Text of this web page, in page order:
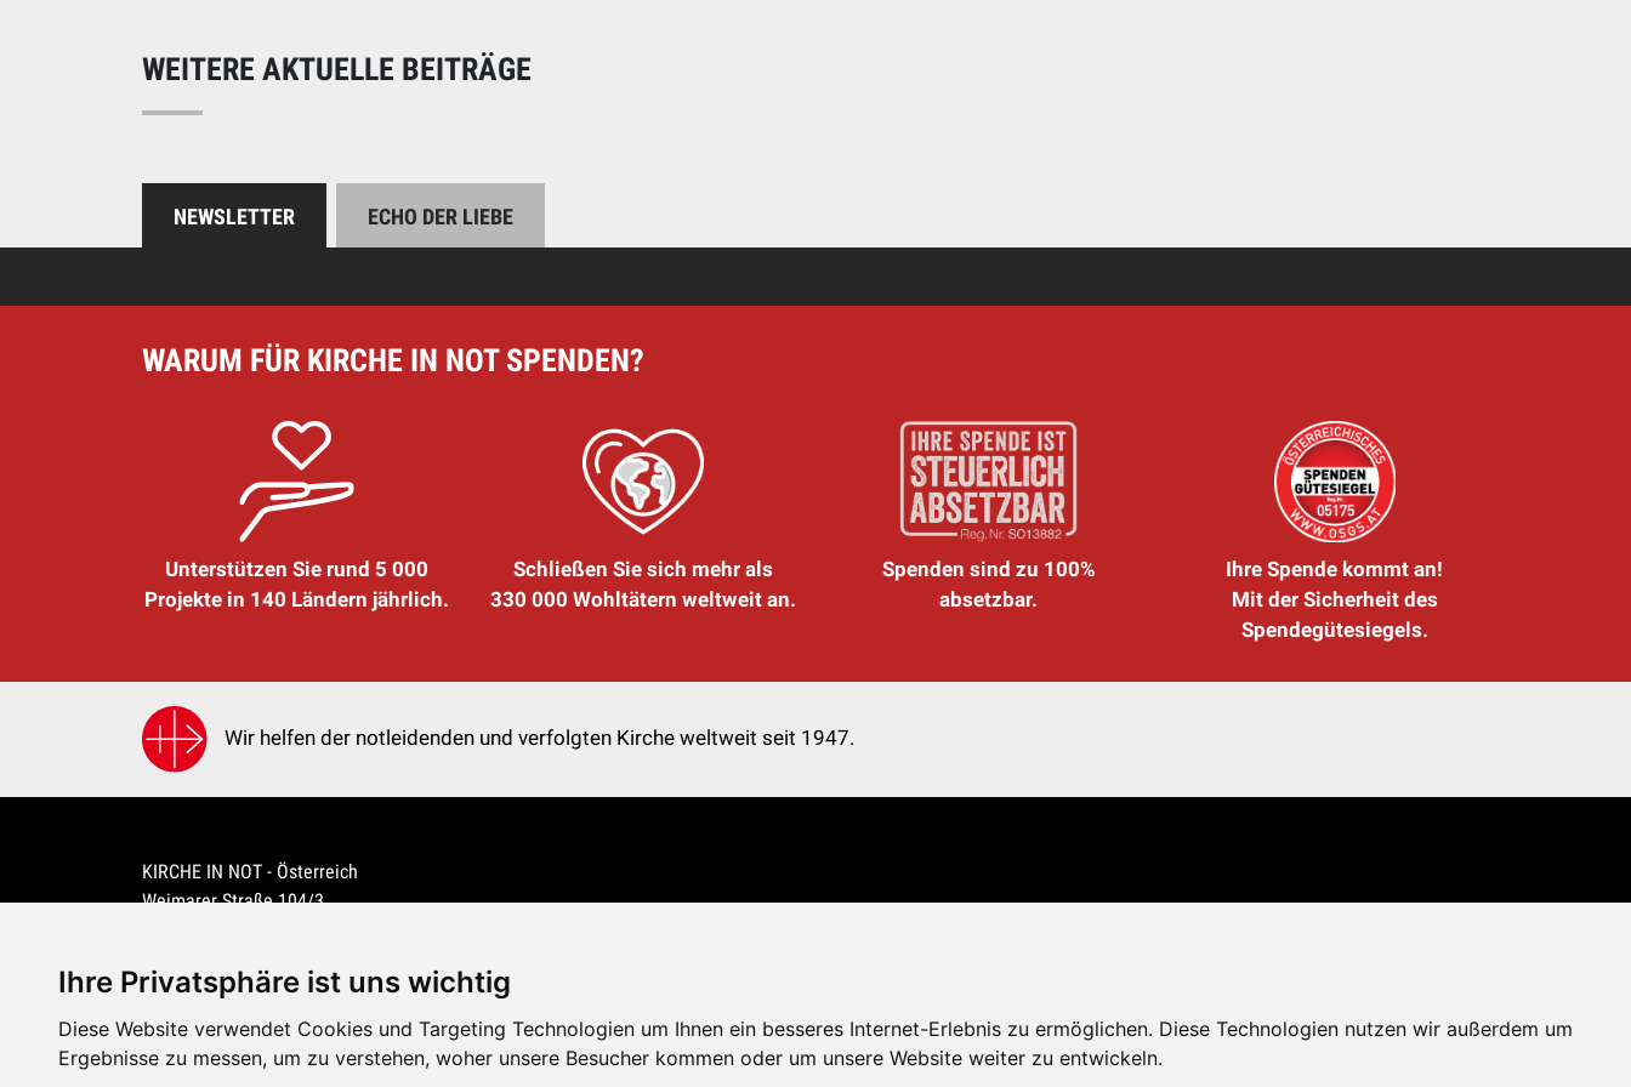
Ihre Privatsphäre ist uns wichtig
Diese Website verwendet Cookies und Targeting Technologien um Ihnen ein besseres Internet-Erlebnis zu ermöglichen. Diese Technologien nutzen wir außerdem um
Ergebnisse zu messen, um zu verstehen, woher unsere Besucher kommen oder um unsere Website weiter zu entwickeln.
WEITERE AKTUELLE BEITRÄGE
NEWSLETTER ECHO DER LIEBE
WARUM FÜR KIRCHE IN NOT SPENDEN?
Unterstützen Sie rund 5 000
Projekte in 140 Ländern jährlich.
Schließen Sie sich mehr als
330 000 Wohltätern weltweit an.
Spenden sind zu 100%
absetzbar.
Ihre Spende kommt an!
Mit der Sicherheit des
Spendegütesiegels.
Wir helfen der notleidenden und verfolgten Kirche weltweit seit 1947.
KIRCHE IN NOT - Österreich
Weimarer Straße 104/3
kin@kircheinnot.at
KIN weltweit